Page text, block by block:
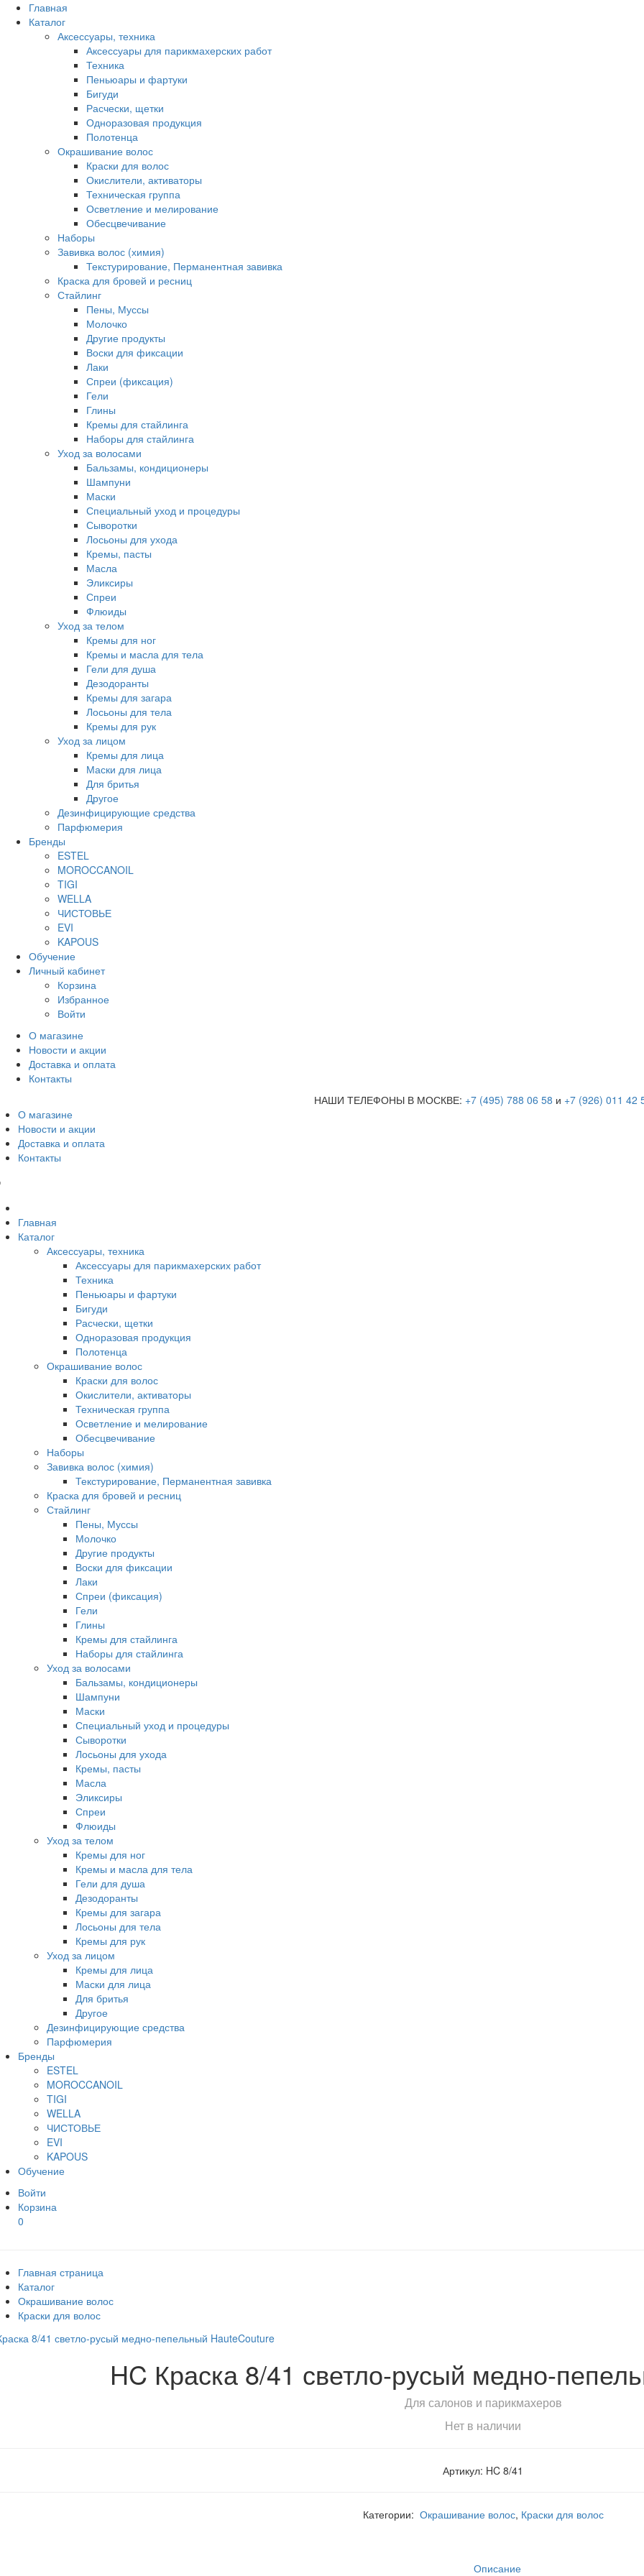
Главная
Каталог
Аксессуары, техника
Аксессуары для парикмахерских работ
Техника
Пеньюары и фартуки
Бигуди
Расчески, щетки
Одноразовая продукция
Полотенца
Окрашивание волос
Краски для волос
Окислители, активаторы
Техническая группа
Осветление и мелирование
Обесцвечивание
Наборы
Завивка волос (химия)
Текстурирование, Перманентная завивка
Краска для бровей и ресниц
Стайлинг
Пены, Муссы
Молочко
Другие продукты
Воски для фиксации
Лаки
Спреи (фиксация)
Гели
Глины
Кремы для стайлинга
Наборы для стайлинга
Уход за волосами
Бальзамы, кондиционеры
Шампуни
Маски
Специальный уход и процедуры
Сыворотки
Лосьоны для ухода
Кремы, пасты
Масла
Эликсиры
Спреи
Флюиды
Уход за телом
Кремы для ног
Кремы и масла для тела
Гели для душа
Дезодоранты
Кремы для загара
Лосьоны для тела
Кремы для рук
Уход за лицом
Кремы для лица
Маски для лица
Для бритья
Другое
Дезинфицирующие средства
Парфюмерия
Бренды
ESTEL
MOROCCANOIL
TIGI
WELLA
ЧИСТОВЬЕ
EVI
KAPOUS
Обучение
Личный кабинет
Корзина
Избранное
Войти
О магазине
Новости и акции
Доставка и оплата
Контакты
НАШИ ТЕЛЕФОНЫ В МОСКВЕ: +7 (495) 788 06 58 и +7 (926) 011 42
О магазине
Новости и акции
Доставка и оплата
Контакты
Главная
Каталог
Аксессуары, техника
Аксессуары для парикмахерских работ
Техника
Пеньюары и фартуки
Бигуди
Расчески, щетки
Одноразовая продукция
Полотенца
Окрашивание волос
Краски для волос
Окислители, активаторы
Техническая группа
Осветление и мелирование
Обесцвечивание
Наборы
Завивка волос (химия)
Текстурирование, Перманентная завивка
Краска для бровей и ресниц
Стайлинг
Пены, Муссы
Молочко
Другие продукты
Воски для фиксации
Лаки
Спреи (фиксация)
Гели
Глины
Кремы для стайлинга
Наборы для стайлинга
Уход за волосами
Бальзамы, кондиционеры
Шампуни
Маски
Специальный уход и процедуры
Сыворотки
Лосьоны для ухода
Кремы, пасты
Масла
Эликсиры
Спреи
Флюиды
Уход за телом
Кремы для ног
Кремы и масла для тела
Гели для душа
Дезодоранты
Кремы для загара
Лосьоны для тела
Кремы для рук
Уход за лицом
Кремы для лица
Маски для лица
Для бритья
Другое
Дезинфицирующие средства
Парфюмерия
Бренды
ESTEL
MOROCCANOIL
TIGI
WELLA
ЧИСТОВЬЕ
EVI
KAPOUS
Обучение
Войти
Корзина
0
Главная страница
Каталог
Окрашивание волос
Краски для волос
HC Краска 8/41 светло-русый медно-
Для салонов и парикмахеров
Нет в наличии
Артикул: HC 8/41
Категории: Окрашивание волос, Краски для волос
Описание